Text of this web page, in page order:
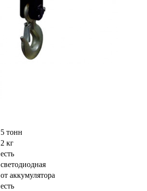
5 тонн
2 кг
есть
светодиодная
от аккумулятора
есть